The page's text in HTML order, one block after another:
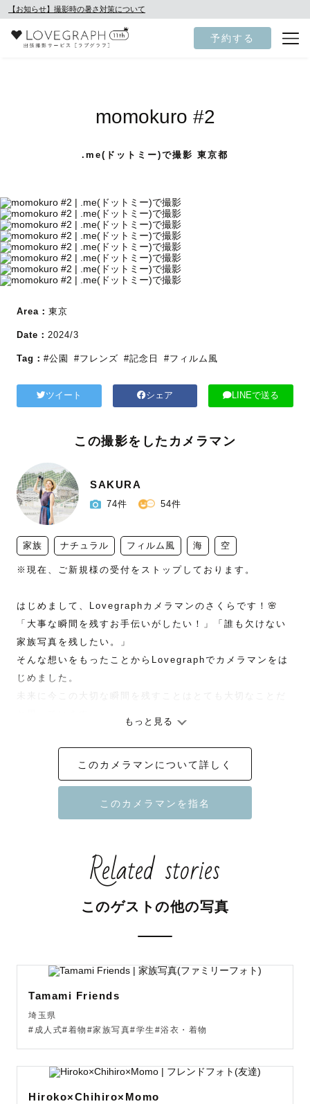
【お知らせ】撮影時の暑さ対策について
予約する
momokuro #2
.me(ドットミー)で撮影 東京都
Area： 東京
Date： 2024/3
Tag： #公園 #フレンズ #記念日 #フィルム風
ツイート シェア LINEで送る
この撮影をしたカメラマン
SAKURA
74件 54件
家族 ナチュラル フィルム風 海 空
※現在、ご新規様の受付をストップしております。
はじめまして、Lovegraphカメラマンのさくらです！🌸
「大事な瞬間を残すお手伝いがしたい！」「誰も欠けない
家族写真を残したい。」
そんな想いをもったことからLovegraphでカメラマンをは
じめました。
未来に今この大切な瞬間を残すことはとても大切なことだ
Q. どんな写真を撮るカメラマン？
自然であたたかい空気の伝わるような写真を得意としてい
フィルム風にエモく仕上げるのも得意ですのでアルバムを
ぜひご覧ください。
ラフで楽しい撮影をこころがけております！
り応えさせていただきます。
撮影にあたってのご不安やお悩みもお気軽にご相談くださ
もっと見る
このカメラマンについて詳しく
Related stories
このゲストの他の写真
Tamami Friends
埼玉県
#成人式#着物#家族写真#学生#浴衣・着物
Hiroko×Chihiro×Momo